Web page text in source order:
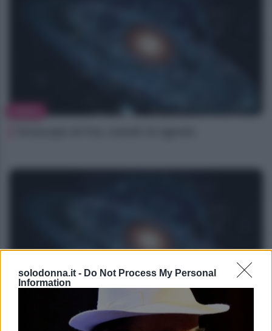
solodonna.it - Do Not Process My Personal
Information
Oroscopo di Fox, lunedì 10 agosto